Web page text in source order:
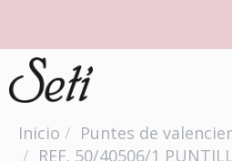
Inicio
Puntes de
REF. 50/40506/1